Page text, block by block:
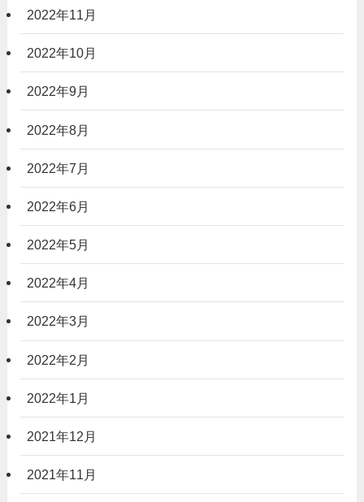
2022年11月
2022年10月
2022年9月
2022年8月
2022年7月
2022年6月
2022年5月
2022年4月
2022年3月
2022年2月
2022年1月
2021年12月
2021年11月